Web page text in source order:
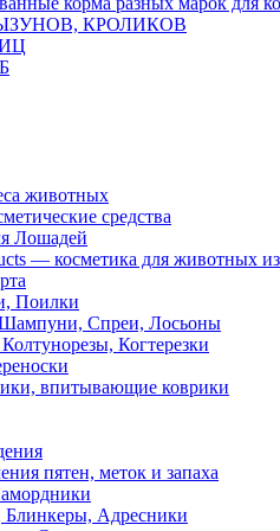
КРОЛИКОВ
животных
средства
Лошадей
— косметика для животных
Поилки
Шампуни, Спреи, Лосьоны
Когтерезки
впитывающие коврики
пятен, меток и запаха
Адресники